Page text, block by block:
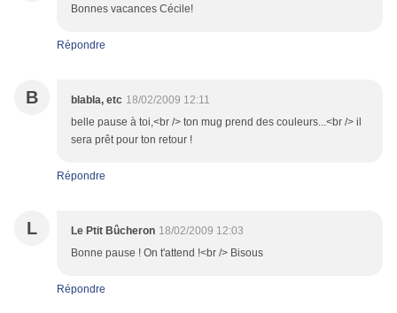
Bonnes vacances Cécile!
Répondre
B blabla, etc 18/02/2009 12:11
belle pause à toi,<br /> ton mug prend des couleurs...<br /> il
sera prêt pour ton retour !
Répondre
L Le Ptit Bûcheron 18/02/2009 12:03
Bonne pause ! On t'attend !<br /> Bisous
Répondre